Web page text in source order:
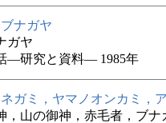
ブナガヤ
ガヤ
―研究と資料― 1985年
ネガミ，ヤマノオンカミ，
，山の御神，赤毛者，ブナ